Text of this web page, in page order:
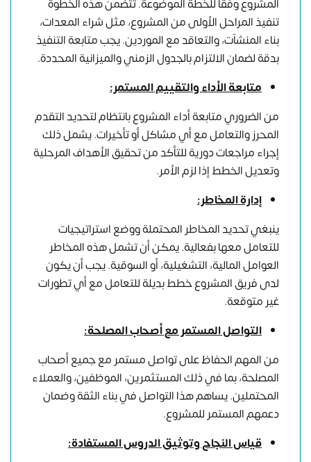
المشروع وفقاً للخطة الموضوعة. تتضمن هذه الخطوة
تنفيذ المراحل الأولى من المشروع، مثل شراء المعدات،
بناء المنشآت، والتعاقد مع الموردين. يجب متابعة التنفيذ
بدقة لضمان الالتزام بالجدول الزمني والميزانية المحددة.
متابعة الأداء والتقييم المستمر:
من الضروري متابعة أداء المشروع بانتظام لتحديد التقدم
المحرز والتعامل مع أي مشاكل أو تأخيرات. يشمل ذلك
إجراء مراجعات دورية للتأكد من تحقيق الأهداف المرحلية
وتعديل الخطط إذا لزم الأمر.
إدارة المخاطر:
ينبغي تحديد المخاطر المحتملة ووضع استراتيجيات
للتعامل معها بفعالية. يمكن أن تشمل هذه المخاطر
العوامل المالية، التشغيلية، أو السوقية. يجب أن يكون
لدى فريق المشروع خطط بديلة للتعامل مع أي تطورات
غير متوقعة.
التواصل المستمر مع أصحاب المصلحة:
من المهم الحفاظ على تواصل مستمر مع جميع أصحاب
المصلحة، بما في ذلك المستثمرين، الموظفين، والعملاء
المحتملين. يساهم هذا التواصل في بناء الثقة وضمان
دعمهم المستمر للمشروع.
قياس النجاح وتوثيق الدروس المستفادة: